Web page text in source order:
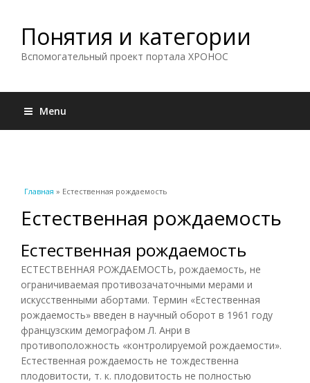
Понятия и категории
Вспомогательный проект портала ХРОНОС
Menu
Вы здесь
Главная » Естественная рождаемость
Естественная рождаемость
Естественная рождаемость
ЕСТЕСТВЕННАЯ РОЖДАЕМОСТЬ, рождаемость, не
ограничиваемая противозачаточными мерами и
искусственными абортами. Термин «Естественная
рождаемость» введен в научный оборот в 1961 году
французским демографом Л. Анри в
противоположность «контролируемой рождаемости».
Естественная рождаемость не тождественна
плодовитости, т. к. плодовитость не полностью